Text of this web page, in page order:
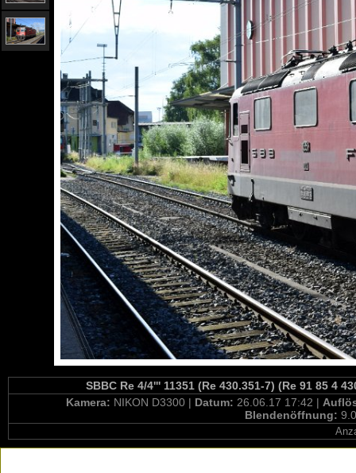
SBBC Re 4/4''' 11351 (Re 430.351-7) (Re 91 85 4
Kamera: NIKON D3300 | Datum: 26.06.17 17:42 |
Blendenöffnung: